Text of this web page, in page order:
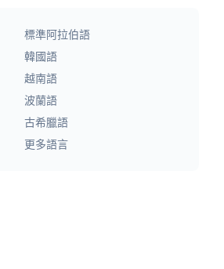
標準阿拉伯語
韓國語
越南語
波蘭語
古希臘語
更多語言